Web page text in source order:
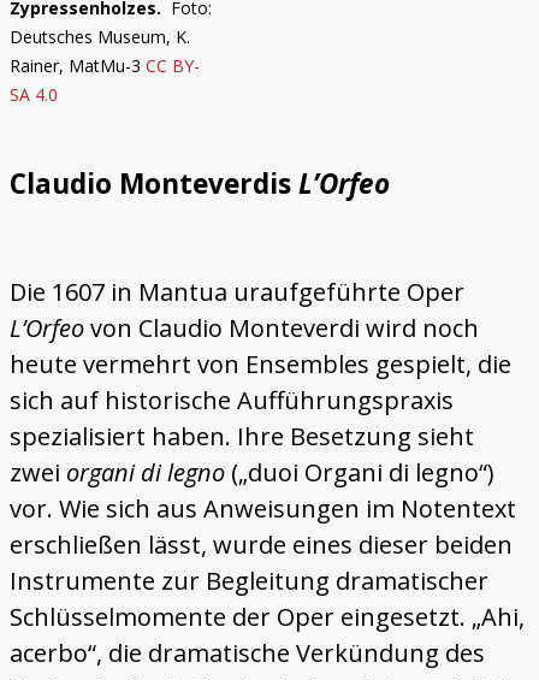
Zypressenholzes. Foto:
Deutsches Museum, K.
Rainer, MatMu-3 CC BY-
SA 4.0
Claudio MonteverdisL’Orfeo
Die 1607 in Mantua uraufgeführte Oper
L’Orfeovon Claudio Monteverdi wird noch
heute vermehrt von Ensembles gespielt, die
sich auf historische Aufführungspraxis
spezialisiert haben. Ihre Besetzung sieht
zwei organi di legno(„duoi Organi di legno“)
vor. Wie sich aus Anweisungen im Notentext
erschließen lässt, wurde eines dieser beiden
Instrumente zur Begleitung dramatischer
Schlüsselmomente der Oper eingesetzt. „Ahi,
acerbo“, die dramatische Verkündung des